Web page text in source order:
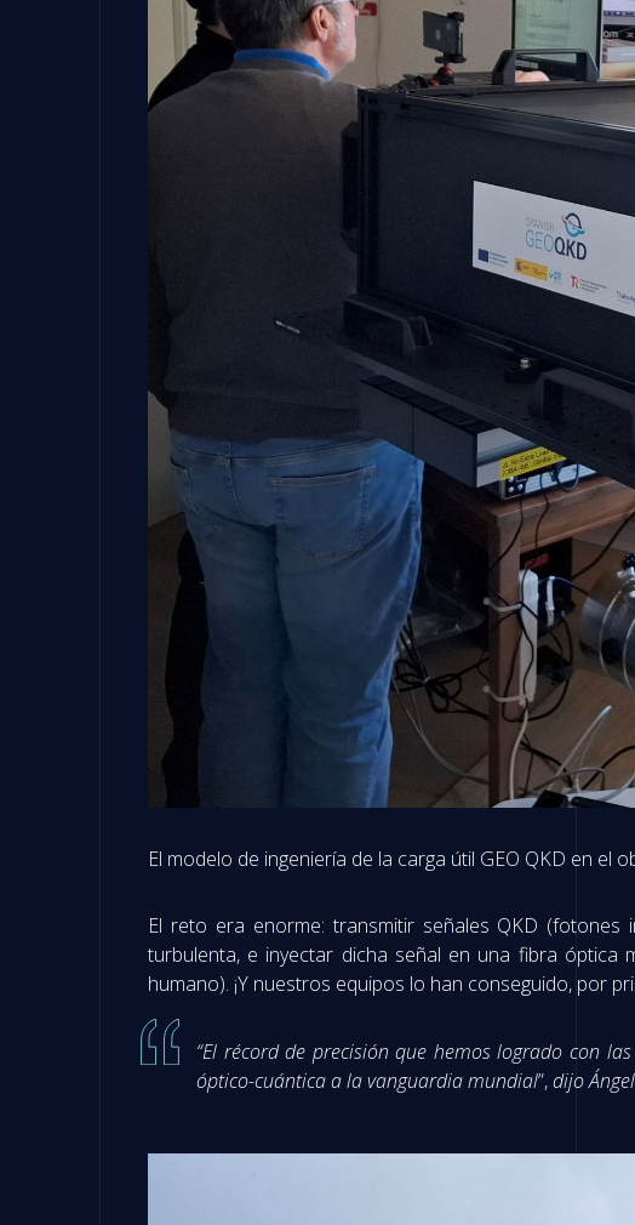
El modelo de ingeniería de la carga útil GEO QKD en
El reto era enorme: transmitir señales QKD
turbulenta, e inyectar dicha señal en una fibra
humano). ¡Y nuestros equipos lo han conseguido, por
“El récord de precisión que hemos logrado con
óptico-cuántica a la vanguardia mundial”,dijo